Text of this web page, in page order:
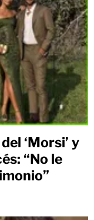
‘Morsi’ y
“No le